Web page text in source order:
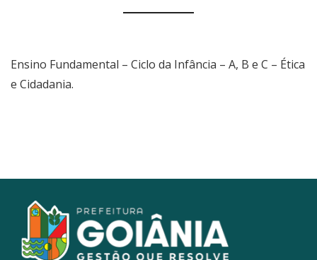
Ensino Fundamental – Ciclo da Infância – A, B e C – Ética
e Cidadania.